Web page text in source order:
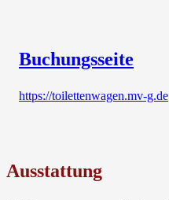
Buchungsseite
https://toilettenwagen.mv-g.de
Ausstattung